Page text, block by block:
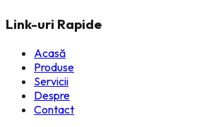
Link-uri Rapide
Acasă
Produse
Servicii
Despre
Contact